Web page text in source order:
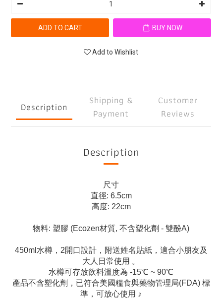
ADD TO CART BUY NOW
Add to Wishlist
Description
Shipping &
Payment
Customer
Reviews
Description
尺寸
直徑: 6.5cm
高度: 22cm
物料: 塑膠 (Ecozen材質, 不含塑化劑 - 雙酚A)
450ml水樽，2開口設計，附送姓名貼紙，適合小朋友及
大人日常使用 。
水樽可存放飲料溫度為 -15℃ ~ 90℃
產品不含塑化劑，已符合美國糧食與藥物管理局(FDA) 標
準，可放心使用 ♪